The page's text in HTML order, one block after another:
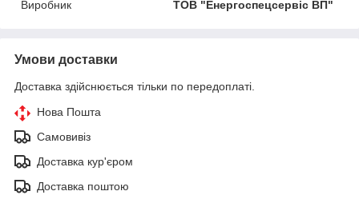
Виробник
ТОВ "Енергоспецсервіс ВП"
Умови доставки
Доставка здійснюється тільки по передоплаті.
Нова Пошта
Самовивіз
Доставка кур'єром
Доставка поштою